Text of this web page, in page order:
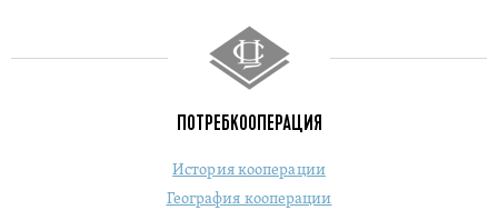
ПОТРЕБКООПЕРАЦИЯ
История кооперации
География кооперации